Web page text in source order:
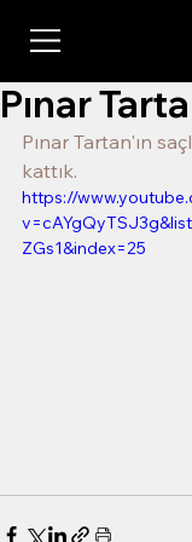
Pınar
Pınar Tartan'ın
kattık.
https://
ZGs1&index=25